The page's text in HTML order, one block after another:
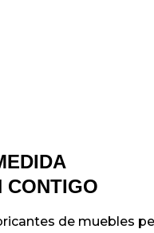
CONTIGO
de muebles